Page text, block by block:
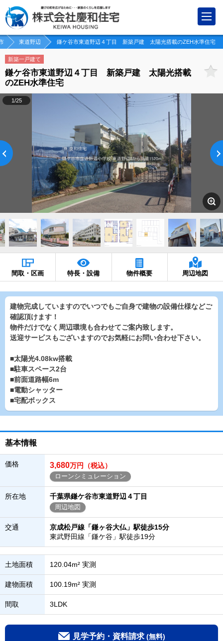
東道野辺 鎌ケ谷市東道野辺４丁目 新築戸建 太陽光搭載のZEH水準住宅
新築一戸建て
鎌ケ谷市東道野辺４丁目 新築戸建 太陽光搭載
のZEH水準住宅
1/25
間取・区画 特長・設備 物件概要 周辺地図
建物完成していますのでいつでもご自身で建物の設備仕様などご
確認頂けます！
物件だけでなく周辺環境も合わせてご案内致します。
送迎サービスもございますのでお気軽にお問い合わせ下さい。
■太陽光4.08kw搭載
■駐車スペース2台
■前面道路幅6m
■電動シャッター
■宅配ボックス
基本情報
価格 3,680万円（税込）
ローンシミュレーション
所在地 千葉県鎌ケ谷市東道野辺４丁目
周辺地図
交通
京成松戸線「鎌ヶ谷大仏」駅徒歩15分
東武野田線「鎌ケ谷」駅徒歩19分
土地面積 120.04m² 実測
建物面積 100.19m² 実測
間取 3LDK
見学予約・資料請求 (無料)